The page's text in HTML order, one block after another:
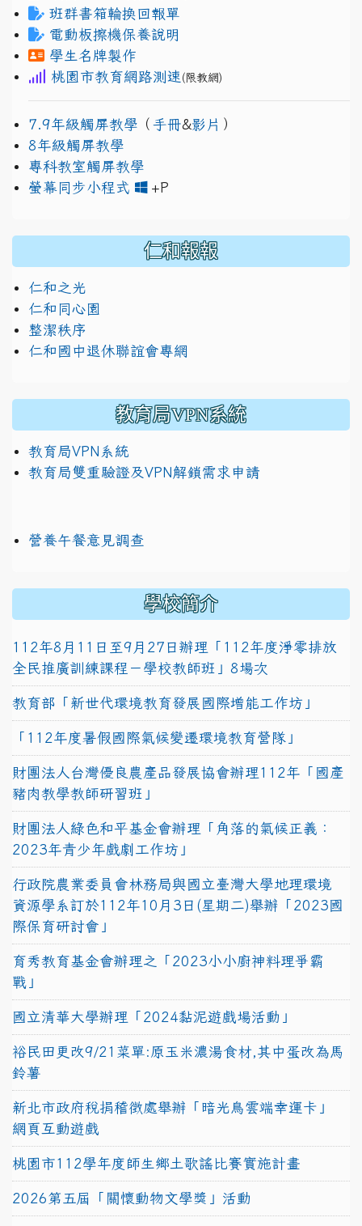
班群書箱輪換回報單
電動板擦機保養說明
學生名牌製作
桃園市教育網路測速 (限教網)
7.9年級觸屏教學 （ 手冊&影片 ）
8年級觸屏教學
專科教室觸屏教學
螢幕同步小程式
+P
仁和報報
仁和之光
仁和同心園
整潔秩序
仁和國中退休聯誼會專網
教育局VPN系統
教育局VPN系統
教育局雙重驗證及VPN解鎖需求申請
營養午餐意見調查
學校簡介
112年8月11日至9月27日辦理「112年度淨零排放
全民推廣訓練課程－學校教師班」8場次
教育部「新世代環境教育發展國際增能工作坊」
「112年度暑假國際氣候變遷環境教育營隊」
財團法人台灣優良農產品發展協會辦理112年「國產
豬肉教學教師研習班」
財團法人綠色和平基金會辦理「角落的氣候正義：
2023年青少年戲劇工作坊」
行政院農業委員會林務局與國立臺灣大學地理環境
資源學系訂於112年10月3日(星期二)舉辦「2023國
際保育研討會」
育秀教育基金會辦理之「2023小小廚神料理爭霸
戰」
國立清華大學辦理「2024黏泥遊戲場活動」
裕民田更改9/21菜單:原玉米濃湯食材,其中蛋改為馬
鈴薯
新北市政府稅捐稽徵處舉辦「暗光鳥雲端幸運卡」
網頁互動遊戲
桃園市112學年度師生鄉土歌謠比賽實施計畫
2026第五屆「關懷動物文學獎」活動